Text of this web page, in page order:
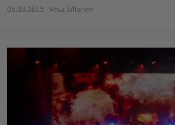
05.03.2025 Vesa Siltanen